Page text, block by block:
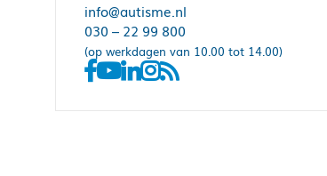
info@autisme.nl
030 – 22 99 800
(op werkdagen van 10.00 tot 14.00)